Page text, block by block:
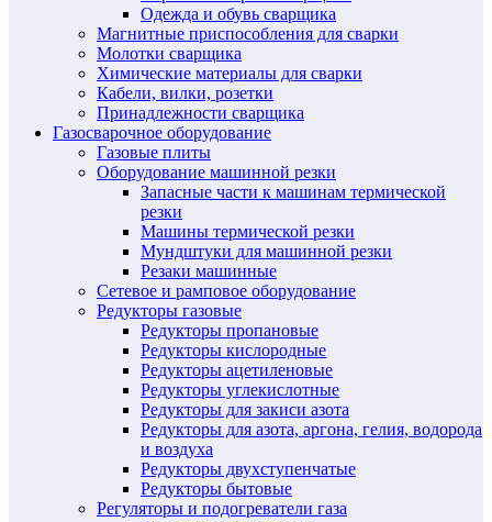
Одежда и обувь сварщика
Магнитные приспособления для сварки
Молотки сварщика
Химические материалы для сварки
Кабели, вилки, розетки
Принадлежности сварщика
Газосварочное оборудование
Газовые плиты
Оборудование машинной резки
Запасные части к машинам термической
резки
Машины термической резки
Мундштуки для машинной резки
Резаки машинные
Сетевое и рамповое оборудование
Редукторы газовые
Редукторы пропановые
Редукторы кислородные
Редукторы ацетиленовые
Редукторы углекислотные
Редукторы для закиси азота
Редукторы для азота, аргона, гелия, водорода
и воздуха
Редукторы двухступенчатые
Редукторы бытовые
Регуляторы и подогреватели газа